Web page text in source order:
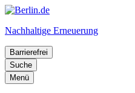
Nachhaltige Erneuerung
Barrierefrei
Suche
Menü